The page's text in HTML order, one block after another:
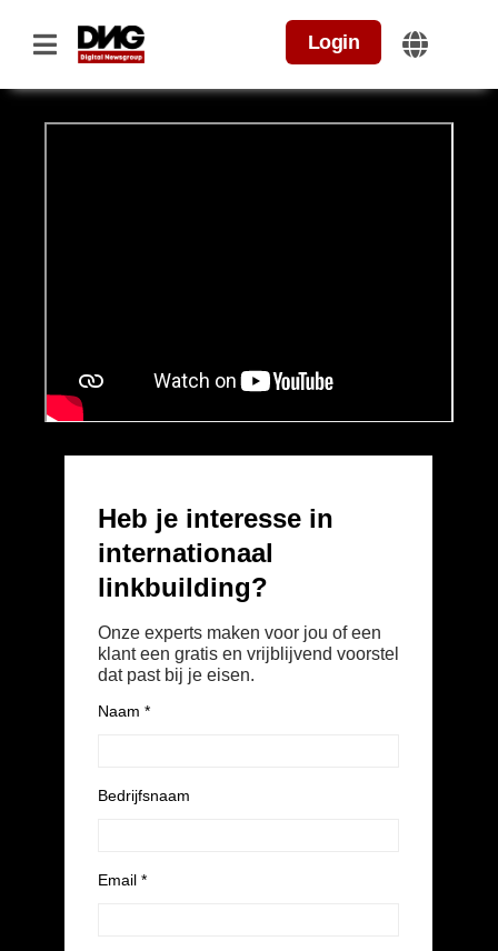
Login
komt er allemaal bij kijken? Digital Newsgroup helpt je
met het uitbreiden van je backlinks in Zwitserland.